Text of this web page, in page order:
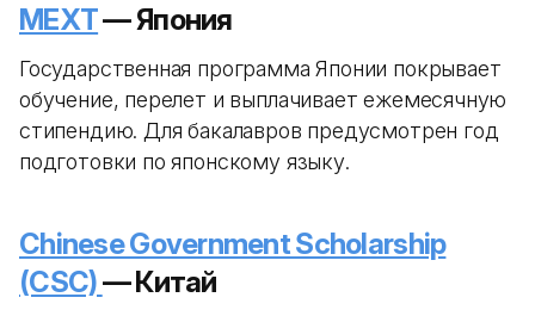
MEXT— Япония
Государственная программа Японии покрывает
обучение, перелет и выплачивает ежемесячную
стипендию. Для бакалавров предусмотрен год
подготовки по японскому языку.
Chinese Government Scholarship
(CSC)— Китай